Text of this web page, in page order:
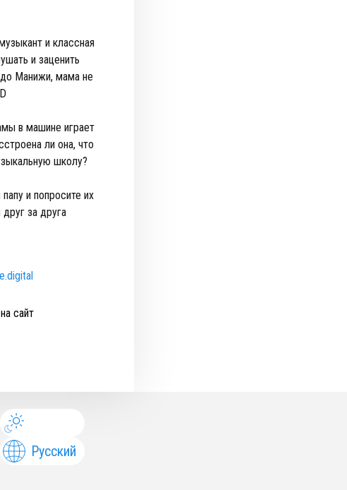
и классная
и заценить
Манижи, мама не
в машине играет
ли она, что
школу?
и попросите их
за друга
сайт
Русский